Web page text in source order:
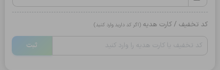
کد تخفیف / کارت هدیه(اگر کد دارید وارد کنید)
ثبت